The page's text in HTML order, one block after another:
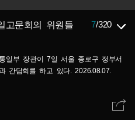
고문회의 위원들
7/320
일부 장관이 7일 서울 종로구 정부서
간담회를 하고 있다. 2026.08.07.